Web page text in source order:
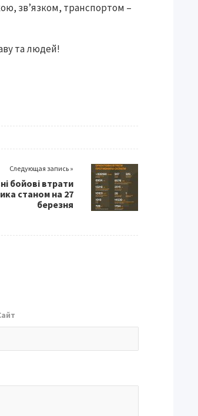
зв’язком, транспортом –
та людей!
Следующая запись »
бойові втрати
станом на 27
березня